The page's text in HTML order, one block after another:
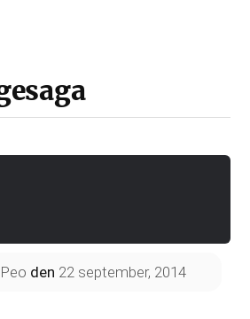
Peo den 22 september, 2014